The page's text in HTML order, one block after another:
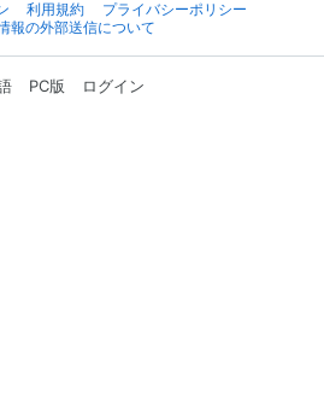
利用規約
プライバシーポリシー
報の外部送信について
PC版 ログイン